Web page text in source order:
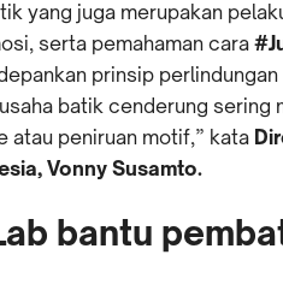
yang juga merupakan
serta pemahaman cara
prinsip perlindungan
batik cenderung sering
atau peniruan motif,” kata
Vonny Susamto.
bantu